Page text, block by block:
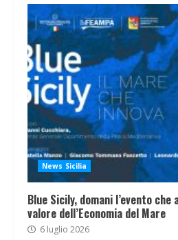
News Sicilia
Blue Sicily, domani l’evento
valore dell’Economia del Mare
6 luglio 2026